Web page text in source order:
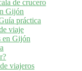
de crucero
Gijón
práctica
viaje
en Gijón
viajeros